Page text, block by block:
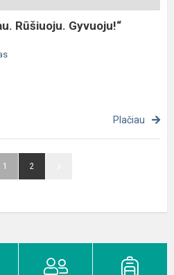
Rūšiuoju. Gyvuoju!“
Plačiau
1 2